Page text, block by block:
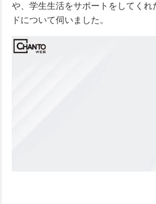
や、学生生活をサポートをしてくれ
ドについて伺いました。